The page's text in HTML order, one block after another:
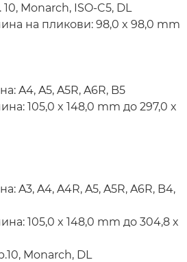
Monarch, ISO-C5, DL
на пликови: 98,0 x 98,0 mm
A4, A5, A5R, A6R, B5
105,0 x 148,0 mm до 297,0 x
A3, A4, A4R, A5, A5R, A6R, B4,
105,0 x 148,0 mm до 304,8 x
Monarch, DL